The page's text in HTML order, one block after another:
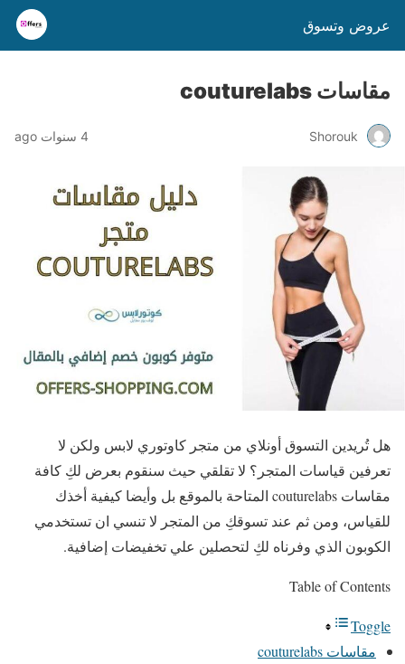
عروض وتسوق
مقاسات couturelabs
Shorouk 4 سنوات ago
هل تُريدين التسوق أونلاي من متجر كاوتوري لابس ولكن لا
تعرفين قياسات المتجر؟ لا تقلقي حيث سنقوم بعرض لكِ كافة
مقاسات couturelabs المتاحة بالموقع بل وأيضا كيفية أخذك
للقياس، ومن ثم عند تسوقكِ من المتجر لا تنسي ان تستخدمي
الكوبون الذي وفرناه لكِ لتحصلين علي تخفيضات إضافية.
Table of Contents
Toggle
مقاسات couturelabs